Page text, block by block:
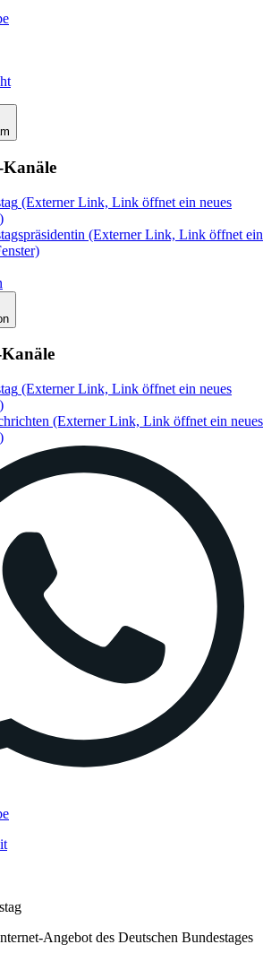
(Externer Link, Link öffnet ein neues
(Externer Link, Link öffnet ein
(Externer Link, Link öffnet ein neues
(Externer Link, Link öffnet ein neues
Angebot des Deutschen Bundestages